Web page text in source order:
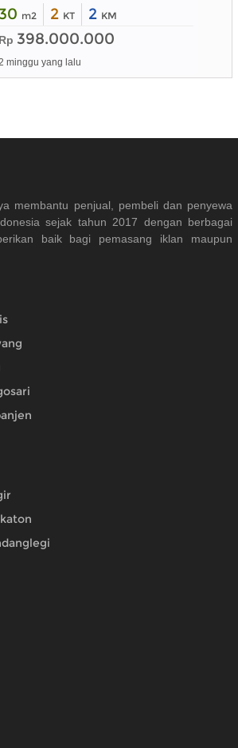
30 m2 2 KT 2 KM
Rp 398.000.000
minggu yang lalu
membantu penjual, pembeli dan penyewa
sejak tahun 2017 dengan berbagai
baik bagi pemasang iklan maupun